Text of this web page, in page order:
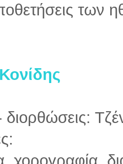
των
διορθώσεις:
χορογραφία,